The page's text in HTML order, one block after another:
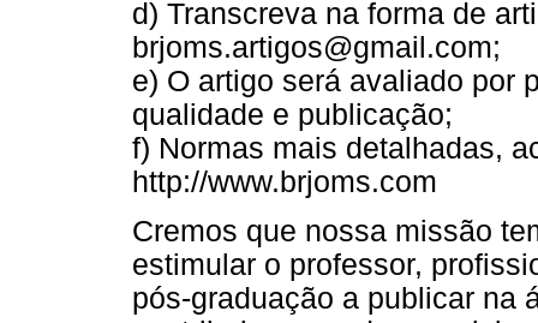
d) Transcreva na forma de
brjoms.artigos@gmail.com;
e) O artigo será avaliado por
qualidade e publicação;
f) Normas mais detalhadas,
http://www.brjoms.com
Cremos que nossa missão
estimular o professor,
pós-graduação a publicar na